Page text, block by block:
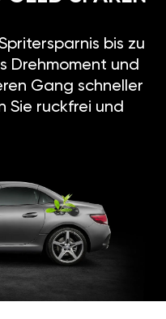
bis zu
Drehmoment und
Gang schneller
Sie ruckfrei und